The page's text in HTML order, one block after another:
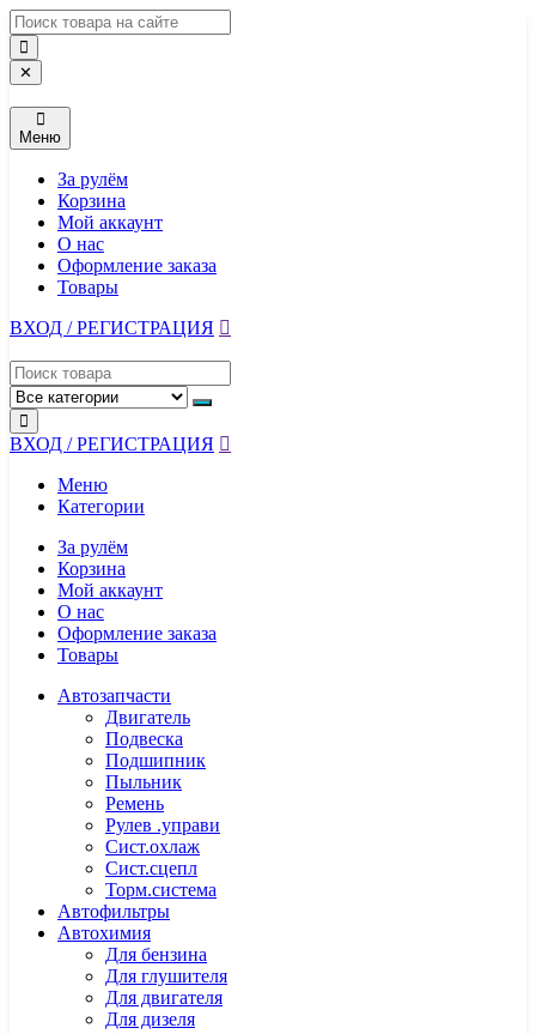
Перейти
к
содержимому
✕
Меню
За рулём
Корзина
Мой аккаунт
О нас
Оформление заказа
Товары
ВХОД / РЕГИСТРАЦИЯ
ВХОД / РЕГИСТРАЦИЯ
Меню
Категории
За рулём
Корзина
Мой аккаунт
О нас
Оформление заказа
Товары
Автозапчасти
Двигатель
Подвеска
Подшипник
Пыльник
Ремень
Рулев .управи
Сист.охлаж
Сист.сцепл
Торм.система
Автофильтры
Автохимия
Для бензина
Для глушителя
Для двигателя
Для дизеля